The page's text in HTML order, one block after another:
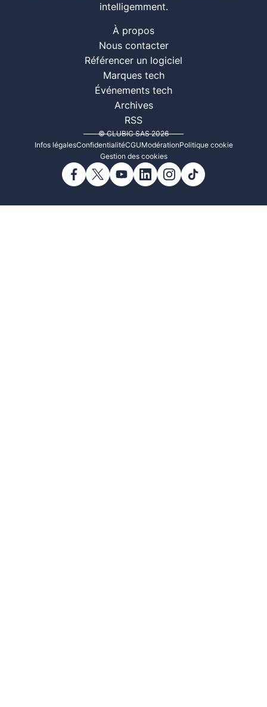
intelligemment.
À propos
Nous contacter
Référencer un logiciel
Marques tech
Événements tech
Archives
RSS
© CLUBIC SAS 2026
Infos légalesConfidentialitéCGUModérationPolitique cookie
Gestion des cookies